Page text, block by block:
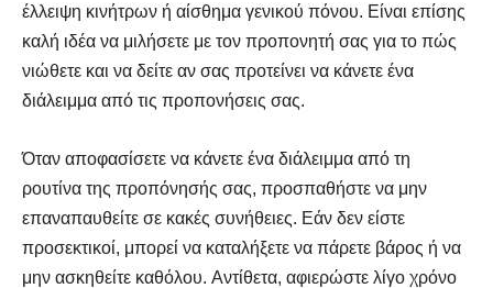
έλλειψη κινήτρων ή αίσθημα γενικού πόνου. Είναι επίσης
καλή ιδέα να μιλήσετε με τον προπονητή σας για το πώς
νιώθετε και να δείτε αν σας προτείνει να κάνετε ένα
διάλειμμα από τις προπονήσεις σας.
Όταν αποφασίσετε να κάνετε ένα διάλειμμα από τη
ρουτίνα της προπόνησής σας, προσπαθήστε να μην
επαναπαυθείτε σε κακές συνήθειες. Εάν δεν είστε
προσεκτικοί, μπορεί να καταλήξετε να πάρετε βάρος ή να
μην ασκηθείτε καθόλου. Αντίθετα, αφιερώστε λίγο χρόνο